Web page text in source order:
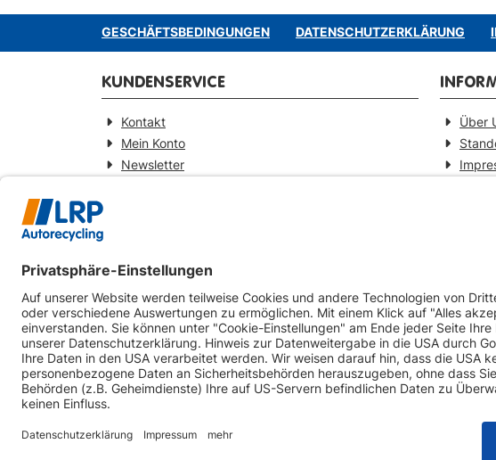
GESCHÄFTSBEDINGUNGEN DATENSCHUTZERKLÄRUNG
KUNDENSERVICE
Kontakt
Mein Konto
Newsletter
Über
Webseitenbetreiber
LRP-Autorecycling Magdeburg GmbH
Am Zweigkanal 9
39126 Magdeburg
0391-5441930
info@lrp-autorecycling-magdeburg.de
Mehr